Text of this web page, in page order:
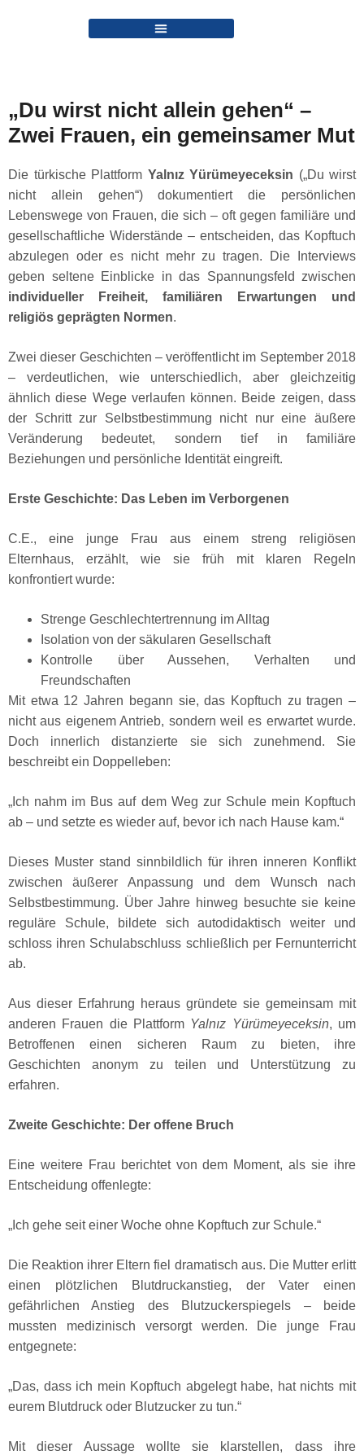
„Du wirst nicht allein gehen“ –
Zwei Frauen, ein gemeinsamer Mut
Die türkische Plattform Yalnız Yürümeyeceksin („Du wirst
nicht allein gehen“) dokumentiert die persönlichen
Lebenswege von Frauen, die sich – oft gegen familiäre und
gesellschaftliche Widerstände – entscheiden, das Kopftuch
abzulegen oder es nicht mehr zu tragen. Die Interviews
geben seltene Einblicke in das Spannungsfeld zwischen
individueller Freiheit, familiären Erwartungen und
religiös geprägten Normen.
Zwei dieser Geschichten – veröffentlicht im September 2018
– verdeutlichen, wie unterschiedlich, aber gleichzeitig
ähnlich diese Wege verlaufen können. Beide zeigen, dass
der Schritt zur Selbstbestimmung nicht nur eine äußere
Veränderung bedeutet, sondern tief in familiäre
Beziehungen und persönliche Identität eingreift.
Erste Geschichte: Das Leben im Verborgenen
C.E., eine junge Frau aus einem streng religiösen
Elternhaus, erzählt, wie sie früh mit klaren Regeln
konfrontiert wurde:
Strenge Geschlechtertrennung im Alltag
Isolation von der säkularen Gesellschaft
Kontrolle über Aussehen, Verhalten und
Freundschaften
Mit etwa 12 Jahren begann sie, das Kopftuch zu tragen –
nicht aus eigenem Antrieb, sondern weil es erwartet wurde.
Doch innerlich distanzierte sie sich zunehmend. Sie
beschreibt ein Doppelleben:
„Ich nahm im Bus auf dem Weg zur Schule mein Kopftuch
ab – und setzte es wieder auf, bevor ich nach Hause kam.“
Dieses Muster stand sinnbildlich für ihren inneren Konflikt
zwischen äußerer Anpassung und dem Wunsch nach
Selbstbestimmung. Über Jahre hinweg besuchte sie keine
reguläre Schule, bildete sich autodidaktisch weiter und
schloss ihren Schulabschluss schließlich per Fernunterricht
ab.
Aus dieser Erfahrung heraus gründete sie gemeinsam mit
anderen Frauen die Plattform Yalnız Yürümeyeceksin, um
Betroffenen einen sicheren Raum zu bieten, ihre
Geschichten anonym zu teilen und Unterstützung zu
erfahren.
Zweite Geschichte: Der offene Bruch
Eine weitere Frau berichtet von dem Moment, als sie ihre
Entscheidung offenlegte:
„Ich gehe seit einer Woche ohne Kopftuch zur Schule.“
Die Reaktion ihrer Eltern fiel dramatisch aus. Die Mutter erlitt
einen plötzlichen Blutdruckanstieg, der Vater einen
gefährlichen Anstieg des Blutzuckerspiegels – beide
mussten medizinisch versorgt werden. Die junge Frau
entgegnete:
„Das, dass ich mein Kopftuch abgelegt habe, hat nichts mit
eurem Blutdruck oder Blutzucker zu tun.“
Mit dieser Aussage wollte sie klarstellen, dass ihre